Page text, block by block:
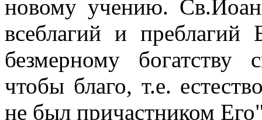
новому учению.
всеблагий и преблагий
безмерному богатству
чтобы благо, т.е.
не был причастником